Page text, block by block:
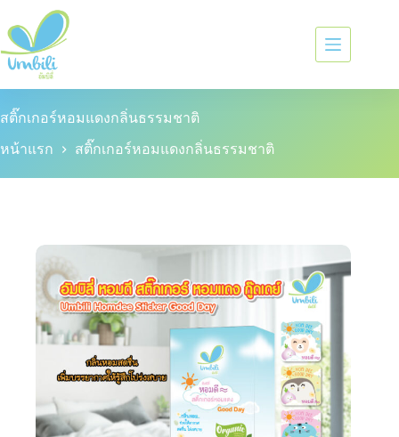
สติ๊กเกอร์หอมแดงกลิ่นธรรมชาติ
หน้าแรก สติ๊กเกอร์หอมแดงกลิ่นธรรมชาติ